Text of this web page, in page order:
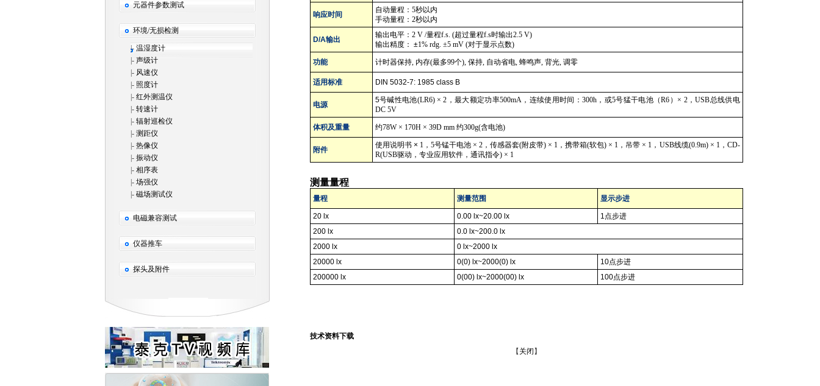
元器件参数测试
环境/无损检测
|- 温湿度计
|- 声级计
|- 风速仪
|- 照度计
|- 红外测温仪
|- 转速计
|- 辐射巡检仪
|- 测距仪
|- 热像仪
|- 振动仪
|- 相序表
|- 场强仪
|- 磁场测试仪
电磁兼容测试
仪器推车
探头及附件
响应时间
自动量程： 5秒以内
手动量程： 2秒以内
D/A输出
输出电平： 2 V /量程f.s. (超过量程f.s时输出2.5 V)
输出精度： ±1% rdg. ±5 mV (对于显示点数)
功能 计时器保持, 内存(最多99个), 保持, 自动省电, 蜂鸣声, 背光, 调零
适用标准 DIN 5032-7: 1985 class B
电源
5号碱性电池(LR6) ×2 ，最大额定功率500mA，连续使用时间：300h ，或5号猛干电池（R6 ）× 2，USB总线供电
DC 5V
体积及重量 约78W × 170H × 39D mm 约300g(含电池)
附件
使用说明书 × 1， 5号锰干电池 × 2，传感器套(附皮带) × 1 ，携带箱(软包) × 1 ，吊带 × 1 ， USB线缆(0.9m) × 1， CD-
R(USB驱动，专业应用软件，通讯指令) × 1
测量量程
量程 测量范围 显示步进
20 lx 0.00 lx~20.00 lx 1点步进
200 lx
0.0 lx~200.0 lx
2000 lx
0 lx~2000 lx
20000 lx
0(0) lx~2000(0) lx 10点步进
200000 lx
0(00) lx~2000(00) lx 100点步进
技术资料下载
【 关闭 】